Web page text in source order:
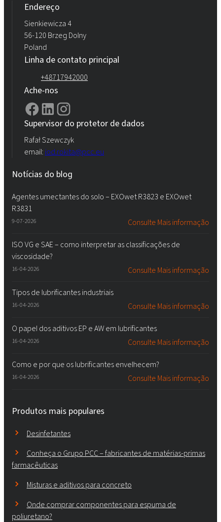
Endereço
Sienkiewicza 4
56-120 Brzeg Dolny
Poland
Linha de contato principal
+48717942000
Ache-nos
Supervisor do protetor de dados
Rafał Szewczyk
email: iod.rokita@pcc.eu
Notícias do blog
Agentes umectantes do solo – EXOwet R3823 e EXOwet
R3831
9-07-2026 Consulte Mais informação
ISO VG e SAE – como interpretar as classificações de
viscosidade?
16-04-2026 Consulte Mais informação
Tipos de lubrificantes industriais
16-04-2026 Consulte Mais informação
O papel dos aditivos EP e AW em lubrificantes
16-04-2026 Consulte Mais informação
Como e por que os lubrificantes envelhecem?
16-04-2026 Consulte Mais informação
Produtos mais populares
Desinfetantes
Conheça o Grupo PCC – fabricantes de matérias-primas
farmacêuticas
Misturas e aditivos para concreto
Onde comprar componentes para espuma de
poliuretano?